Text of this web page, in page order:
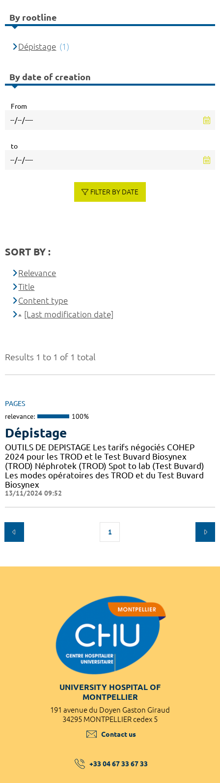
Results 1 to 1 of 1 total
PAGES
relevance: 100%
Dépistage
OUTILS DE DEPISTAGE Les tarifs négociés COHEP
2024 pour les TROD et le Test Buvard Biosynex
(TROD) Néphrotek (TROD) Spot to lab (Test Buvard)
Les modes opératoires des TROD et du Test Buvard
Biosynex
13/11/2024 09:52
1
By rootline
Dépistage (1)
By date of creation
From
to
FILTER BY DATE
SORT BY :
Relevance
Title
Content type
[Last modification date]
UNIVERSITY HOSPITAL OF
MONTPELLIER
191 avenue du Doyen Gaston Giraud
34295 MONTPELLIER cedex 5
Contact us
+33 04 67 33 67 33